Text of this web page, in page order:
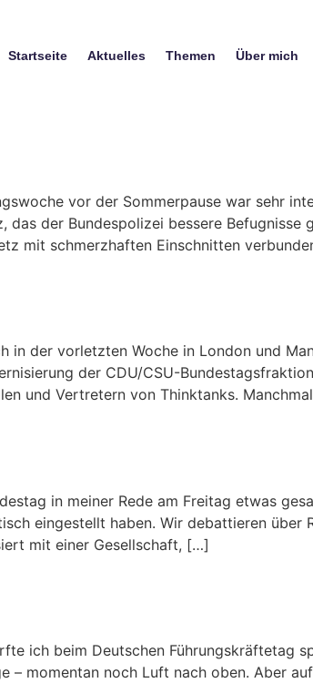
Startseite Aktuelles Themen Über mich
vor der Sommerpause war sehr
das der Bundespolizei bessere
mit schmerzhaften Einschnitten
in der vorletzten Woche in London und
der CDU/CSU-
und Vertretern von Thinktanks.
in meiner Rede am Freitag etwas
eingestellt haben. Wir debattieren über
mit einer Gesellschaft, […]
ich beim Deutschen Führungskräftetag
– momentan noch Luft nach oben. Aber